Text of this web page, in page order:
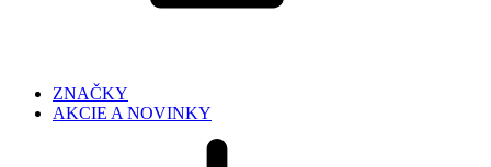
ZNAČKY
AKCIE A NOVINKY